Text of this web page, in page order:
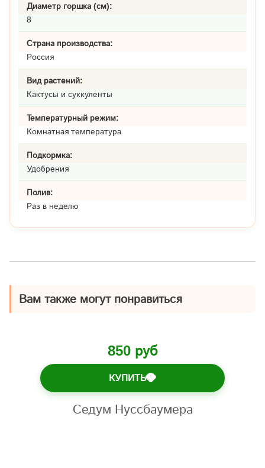
Диаметр горшка (см):
8
Страна производства:
Россия
Вид растений:
Кактусы и суккуленты
Температурный режим:
Комнатная температура
Подкормка:
Удобрения
Полив:
Раз в неделю
Вам также могут понравиться
850 руб
КУПИТЬ💎
Седум Нуссбаумера